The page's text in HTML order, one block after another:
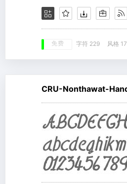
免费 字符 229 风格 17